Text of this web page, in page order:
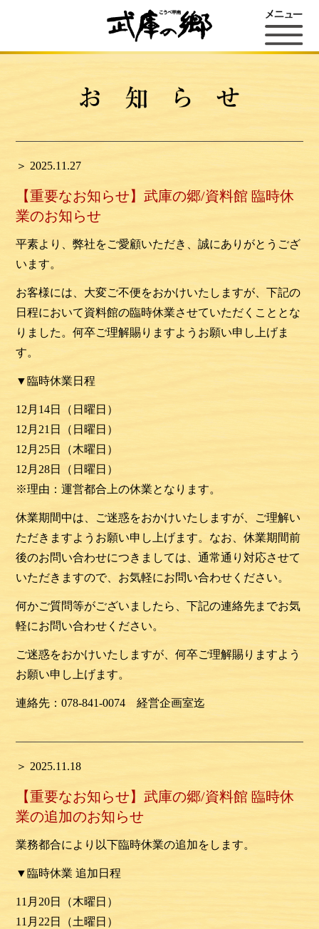
＞ 2025.11.27
【重要なお知らせ】武庫の郷/資料館 臨時休
業のお知らせ
平素より、弊社をご愛顧いただき、誠にありがとうござ
います。
お客様には、大変ご不便をおかけいたしますが、下記の
日程において資料館の臨時休業させていただくこととな
りました。何卒ご理解賜りますようお願い申し上げま
す。
▼臨時休業日程
12月14日（日曜日）
12月21 日 （日 曜日）
12月25日 （木曜日 ）
12月28日 （日曜日 ）
※理由：運営都合上の休業となります。
休業期間中は、ご迷惑をおかけいたしますが、ご理解い
ただきますようお願い申し上げます。なお、休業期間前
後のお問い合わせにつきましては、通常通り対応させて
いただきますので、お気軽にお問い合わせください。
何かご質問等がございましたら、下記の連絡先までお気
軽にお問い合わせください。
ご迷惑をおかけいたしますが、何卒ご理解賜りますよう
お願い申し上げます。
連絡先：078-841-0074 経営企画室迄
＞ 2025.11.18
【重要なお知らせ】武庫の郷/資料館 臨時休
業の追加のお知らせ
業務都合により以下臨時休業の追加をします。
▼臨時休業 追加日程
11月20日（木曜日）
11月22日 （土曜日）